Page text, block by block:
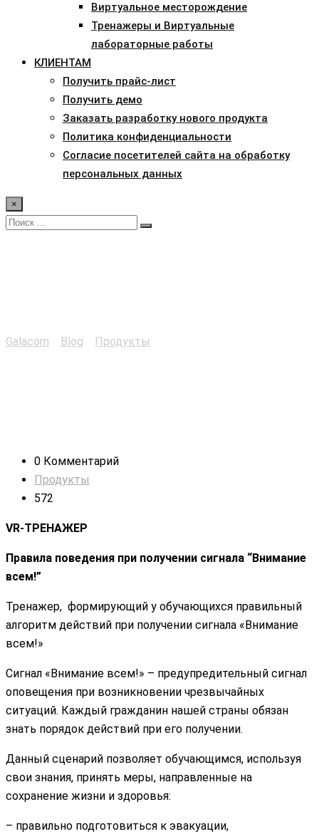
Виртуальное месторождение
Тренажеры и Виртуальные
лабораторные работы
КЛИЕНТАМ
Получить прайс-лист
Получить демо
Заказать разработку нового продукта
Политика конфиденциальности
Согласие посетителей сайта на обработку
персональных данных
×
Galacom Blog Продукты
0 Комментарий
Продукты
572
VR-ТРЕНАЖЕР
Правила поведения при получении сигнала “Внимание
всем!”
Тренажер, формирующий у обучающихся правильный
алгоритм действий при получении сигнала «Внимание
всем!»
Сигнал «Внимание всем!» – предупредительный сигнал
оповещения при возникновении чрезвычайных
ситуаций. Каждый гражданин нашей страны обязан
знать порядок действий при его получении.
Данный сценарий позволяет обучающимся, используя
свои знания, принять меры, направленные на
сохранение жизни и здоровья:
– правильно подготовиться к эвакуации,